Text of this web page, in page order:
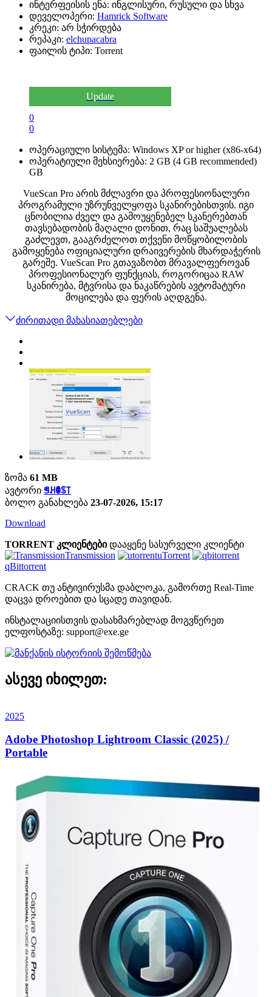
ინტერფეისის ენა: ინგლისური, რუსული და სხვა
დეველოპერი: Hamrick Software
კრეკი: არ სჭირდება
რეპაკი: elchupacabra
ფაილის ტიპი: Torrent
Update
0
0
ოპერაციული სისტემა: Windows XP or higher (x86-x64)
ოპერატიული მეხსიერება: 2 GB (4 GB recommended)
GB
VueScan Pro არის მძლავრი და პროფესიონალური
პროგრამული უზრუნველყოფა სკანირებისთვის. იგი
ცნობილია ძველ და გამოუყენებელ სკანერებთან
თავსებადობის მაღალი დონით, რაც საშუალებას
გაძლევთ, გააგრძელოთ თქვენი მოწყობილობის
გამოყენება ოფიციალური დრაივერების მხარდაჭერის
გარეშე. VueScan Pro გთავაზობთ მრავალფეროვან
პროფესიონალურ ფუნქციას, როგორიცაა RAW
სკანირება, მტვრისა და ნაკაწრების ავტომატური
მოცილება და ფერის აღდგენა.
ძირითადი მახასიათებლები
ზომა 61 MB
ავტორი ꁅꃅꂦꌗ꓄
ბოლო განახლება 23-07-2026, 15:17
Download
TORRENT კლიენტები დააყენე სასურველი კლიენტი
Transmission
uTorrent
qBittorrent
CRACK თუ ანტივირუსმა დაბლოკა, გამორთე Real-Time
დაცვა დროებით და სცადე თავიდან.
ინსტალაციისთვის დასახმარებლად მოგვწერეთ
ელფოსტაზე: support@exe.ge
ასევე იხილეთ:
2025
Adobe Photoshop Lightroom Classic (2025) /
Portable